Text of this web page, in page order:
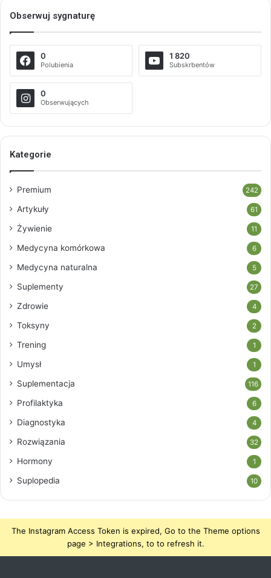
Obserwuj sygnaturę
0
Polubienia
1 820
Subskrbentów
0
Obserwujących
Kategorie
Premium 242
Artykuły 61
Żywienie 11
Medycyna komórkowa 6
Medycyna naturalna 5
Suplementy 27
Zdrowie 4
Toksyny 2
Trening 1
Umysł 1
Suplementacja 116
Profilaktyka 6
Diagnostyka 4
Rozwiązania 32
Hormony 1
Suplopedia 10
The Instagram Access Token is expired, Go to the Theme options
page > Integrations, to to refresh it.